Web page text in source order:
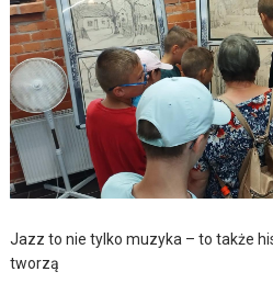
Jazz to nie tylko muzyka – to także
tworzą